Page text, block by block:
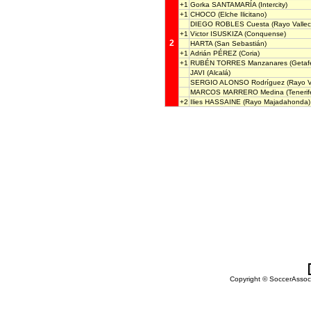
2
+1 Gorka SANTAMARÍA (Intercity)
+1 CHOCO (Elche Ilicitano)
DIEGO ROBLES Cuesta (Rayo
+1 Victor ISUSKIZA (Conquense)
HARTA (San Sebastián)
+1 Adrián PÉREZ (Coria)
+1 RUBÉN TORRES Manzanares
JAVI (Alcalá)
SERGIO ALONSO Rodríguez (Rayo
MARCOS MARRERO Medina
+2 Ilies HASSAINE (Rayo Majadahonda)
Copyright ©